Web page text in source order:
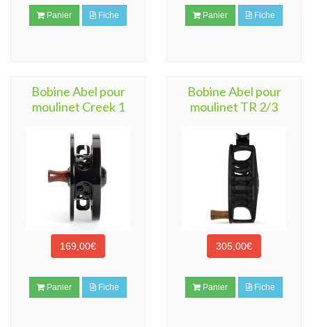
Panier Fiche Panier Fiche
Bobine Abel pour
moulinet Creek 1
169,00€
Panier Fiche
Bobine Abel pour
moulinet TR 2/3
305,00€
Panier Fiche